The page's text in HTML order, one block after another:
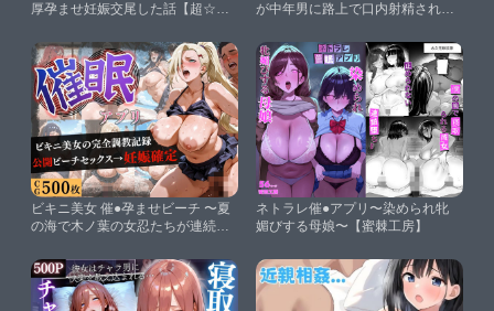
厚孕ませ妊娠交尾した話【超☆超
が中年男に路上で口内射精されて
ッハトルテ】
ビキニ美女 催●孕ませビーチ 〜夏
の海で木ノ葉の女忍たちが連続中
【よあそび】
ネトラレ催●アプリ〜染められ牝
媚びする母娘〜【蜜棘工房】